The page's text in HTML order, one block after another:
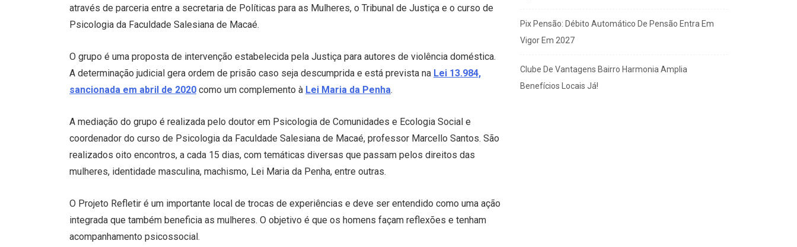
através de parceria entre a secretaria de Políticas para as Mulheres, o Tribunal de Justiça e o curso de
Psicologia da Faculdade Salesiana de Macaé.
O grupo é uma proposta de intervenção estabelecida pela Justiça para autores de violência doméstica.
A determinação judicial gera ordem de prisão caso seja descumprida e está prevista na Lei 13.984,
sancionada em abril de 2020 como um complemento à Lei Maria da Penha.
A mediação do grupo é realizada pelo doutor em Psicologia de Comunidades e Ecologia Social e
coordenador do curso de Psicologia da Faculdade Salesiana de Macaé, professor Marcello Santos. São
realizados oito encontros, a cada 15 dias, com temáticas diversas que passam pelos direitos das
mulheres, identidade masculina, machismo, Lei Maria da Penha, entre outras.
O Projeto Refletir é um importante local de trocas de experiências e deve ser entendido como uma ação
integrada que também beneficia as mulheres. O objetivo é que os homens façam reflexões e tenham
acompanhamento psicossocial.
Pix Pensão: Débito Automático De Pensão Entra Em
Vigor Em 2027
Clube De Vantagens Bairro Harmonia Amplia
Benefícios Locais Já!